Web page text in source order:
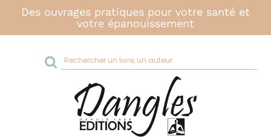
Des ouvrages pratiques pour votre santé et
votre épanouissement
Rechercher
sur
site